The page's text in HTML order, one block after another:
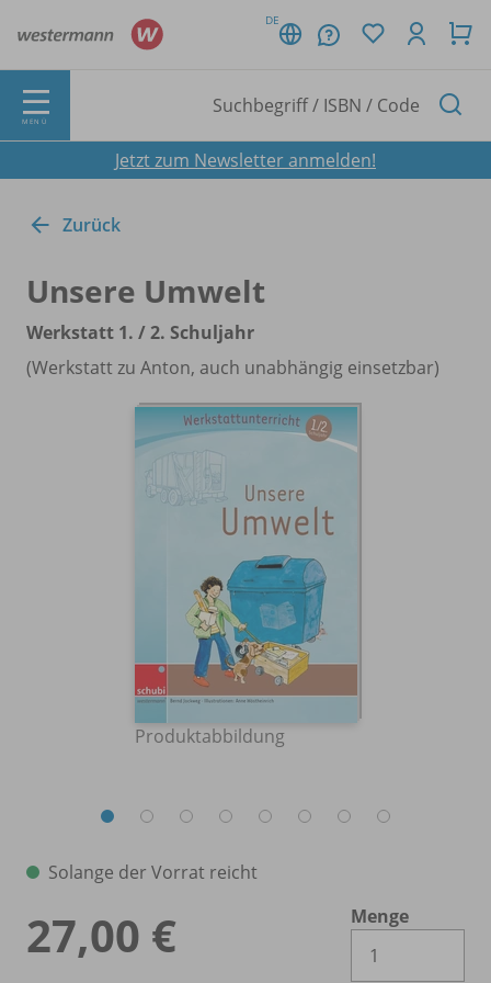
DE
MENÜ
Jetzt zum Newsletter anmelden!
Zurück
Unsere Umwelt
Werkstatt 1. /2. Schuljahr
(Werkstatt zu Anton, auch unabhängig einsetzbar)
Produktabbildung
Solange der Vorrat reicht
27,00 €
Menge